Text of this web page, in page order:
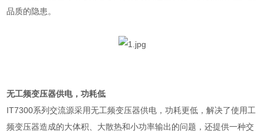
品质的隐患。
无工频变压器供电，功耗低
IT7300系列交流源采用无工频变压器供电，功耗更低，解决了使用工
频变压器造成的大体积、大散热和小功率输出的问题，还提供一种交